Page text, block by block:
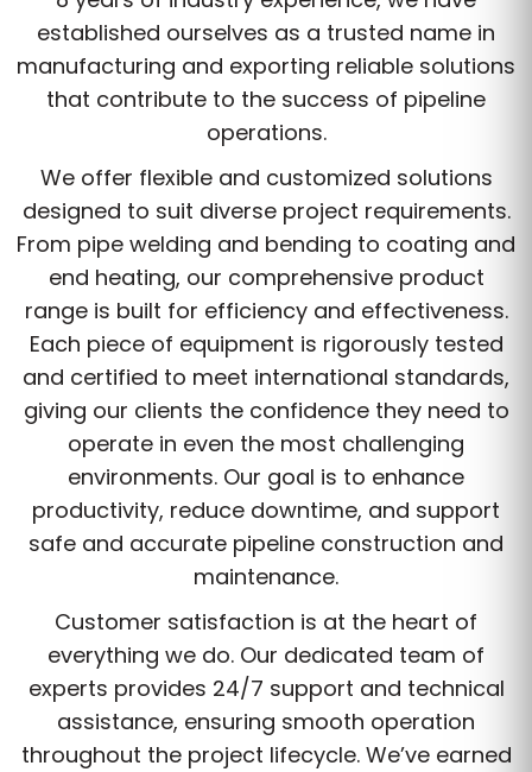
established ourselves as a trusted name in
manufacturing and exporting reliable solutions
that contribute to the success of pipeline
operations.
We offer flexible and customized solutions
designed to suit diverse project requirements.
From pipe welding and bending to coating and
end heating, our comprehensive product
range is built for efficiency and effectiveness.
Each piece of equipment is rigorously tested
and certified to meet international standards,
giving our clients the confidence they need to
operate in even the most challenging
environments. Our goal is to enhance
productivity, reduce downtime, and support
safe and accurate pipeline construction and
maintenance.
Customer satisfaction is at the heart of
everything we do. Our dedicated team of
experts provides 24/7 support and technical
assistance, ensuring smooth operation
throughout the project lifecycle. We’ve earned